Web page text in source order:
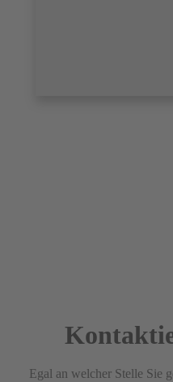
Egal an welcher Stelle Sie